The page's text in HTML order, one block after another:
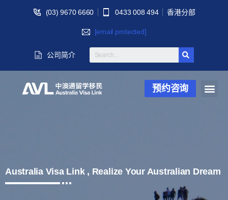
(03) 9670 6660 0433 008 494 香港分部
[email protected]
公司简介
预约咨询
Australia Visa Link , Realize Your Australian Dream